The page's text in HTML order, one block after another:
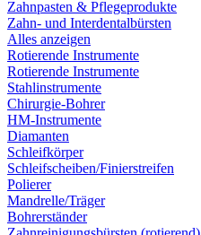
Zahnpasten & Pflegeprodukte
Zahn- und Interdentalbürsten
Alles anzeigen
Rotierende Instrumente
Rotierende Instrumente
Stahlinstrumente
Chirurgie-Bohrer
HM-Instrumente
Diamanten
Schleifkörper
Schleifscheiben/Finierstreifen
Polierer
Mandrelle/Träger
Bohrerständer